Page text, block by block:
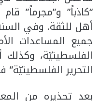
“كاذباً” و”مجرماً”
أهل للثقة. وفي
جميع المساعدات
الفلسطينيّة،
التحرير
بعد تحذيره من